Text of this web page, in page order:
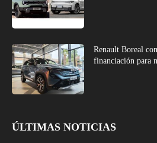
Renault Boreal
financiación para
ÚLTIMAS NOTICIAS